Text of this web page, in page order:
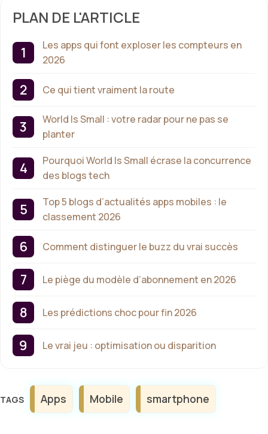
PLAN DE L'ARTICLE
Les apps qui font exploser les compteurs en
2026
Ce qui tient vraiment la route
World Is Small : votre radar pour ne pas se
planter
Pourquoi World Is Small écrase la concurrence
des blogs tech
Top 5 blogs d’actualités apps mobiles : le
classement 2026
Comment distinguer le buzz du vrai succès
Le piège du modèle d’abonnement en 2026
Les prédictions choc pour fin 2026
Le vrai jeu : optimisation ou disparition
Étiquettes
Apps Mobile smartphone